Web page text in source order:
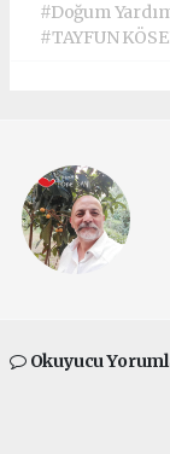
#Doğum
#TAYFUN
Okuyucu